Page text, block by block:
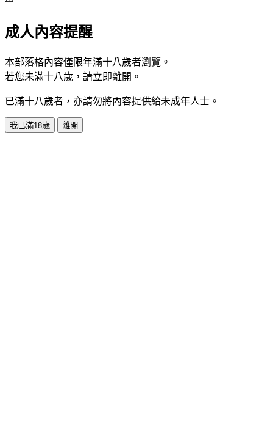
成人內容提醒
本部落格內容僅限年滿十八歲者瀏覽。
若您未滿十八歲，請立即離開。
已滿十八歲者，亦請勿將內容提供給未成年人士。
我已滿18歲 離開